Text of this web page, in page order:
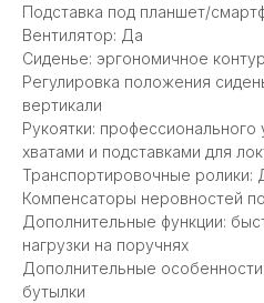
Подставка под планшет/
Вентилятор: Да
Сиденье: эргономичное
Регулировка положения
вертикали
Рукоятки:
хватами и подставками для
Транспортировочные ролики:
Компенсаторы неровностей
Дополнительные функции:
нагрузки на поручнях
Дополнительные
бутылки